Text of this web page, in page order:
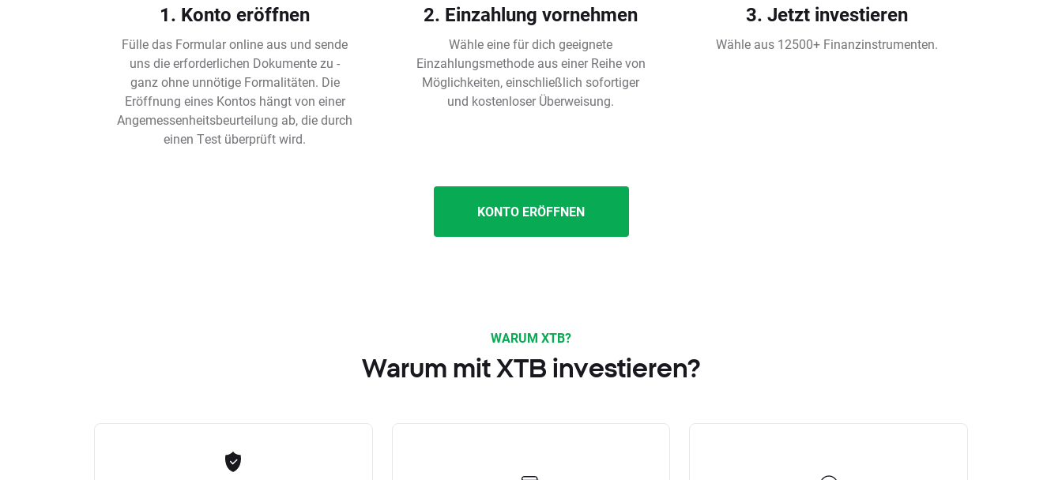
1. Konto eröffnen
Fülle das Formular online aus und sende
uns die erforderlichen Dokumente zu -
ganz ohne unnötige Formalitäten. Die
Eröffnung eines Kontos hängt von einer
Angemessenheitsbeurteilung ab, die durch
einen Test überprüft wird.
2. Einzahlung vornehmen
Wähle eine für dich geeignete
Einzahlungsmethode aus einer Reihe von
Möglichkeiten, einschließlich sofortiger
und kostenloser Überweisung.
3. Jetzt investieren
Wähle aus 12500+ Finanzinstrumenten.
KONTO ERÖFFNEN
WARUM XTB?
Warum mit XTB investieren?